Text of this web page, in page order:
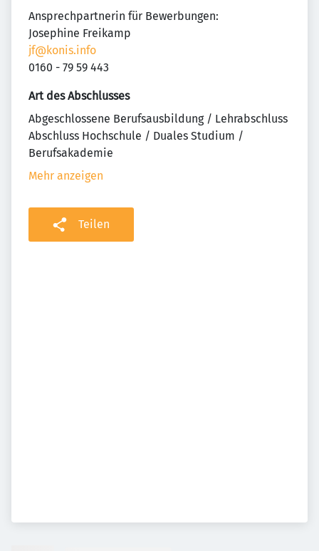
Ansprechpartnerin für Bewerbungen:
Josephine Freikamp
jf@konis.info
0160 - 79 59 443
Art des Abschlusses
Abgeschlossene Berufsausbildung / Lehrabschluss
Abschluss Hochschule / Duales Studium /
Berufsakademie
Mehr anzeigen
Teilen